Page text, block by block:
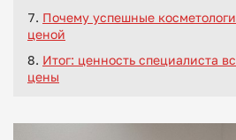
Почему успешные
ценой
Итог: ценность специалиста
цены